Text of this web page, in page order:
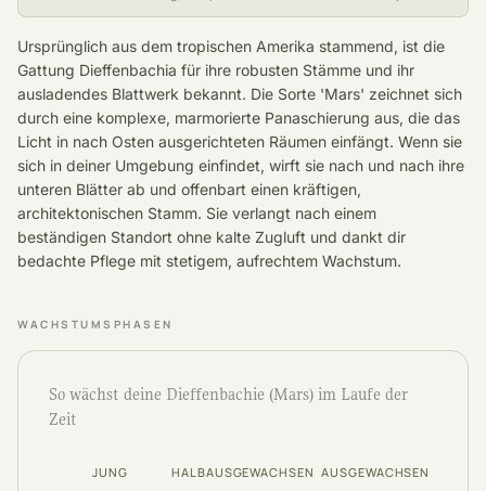
Ursprünglich aus dem tropischen Amerika stammend, ist die
Gattung Dieffenbachia für ihre robusten Stämme und ihr
ausladendes Blattwerk bekannt. Die Sorte 'Mars' zeichnet sich
durch eine komplexe, marmorierte Panaschierung aus, die das
Licht in nach Osten ausgerichteten Räumen einfängt. Wenn sie
sich in deiner Umgebung einfindet, wirft sie nach und nach ihre
unteren Blätter ab und offenbart einen kräftigen,
architektonischen Stamm. Sie verlangt nach einem
beständigen Standort ohne kalte Zugluft und dankt dir
bedachte Pflege mit stetigem, aufrechtem Wachstum.
WACHSTUMSPHASEN
So wächst deine Dieffenbachie (Mars) im Laufe der
Zeit
JUNG HALBAUSGEWACHSEN AUSGEWACHSEN